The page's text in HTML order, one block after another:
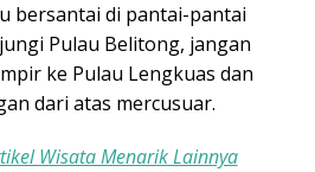
bersantai di pantai-pantai
Pulau Belitong, jangan
ke Pulau Lengkuas dan
dari atas mercusuar.
Wisata Menarik Lainnya